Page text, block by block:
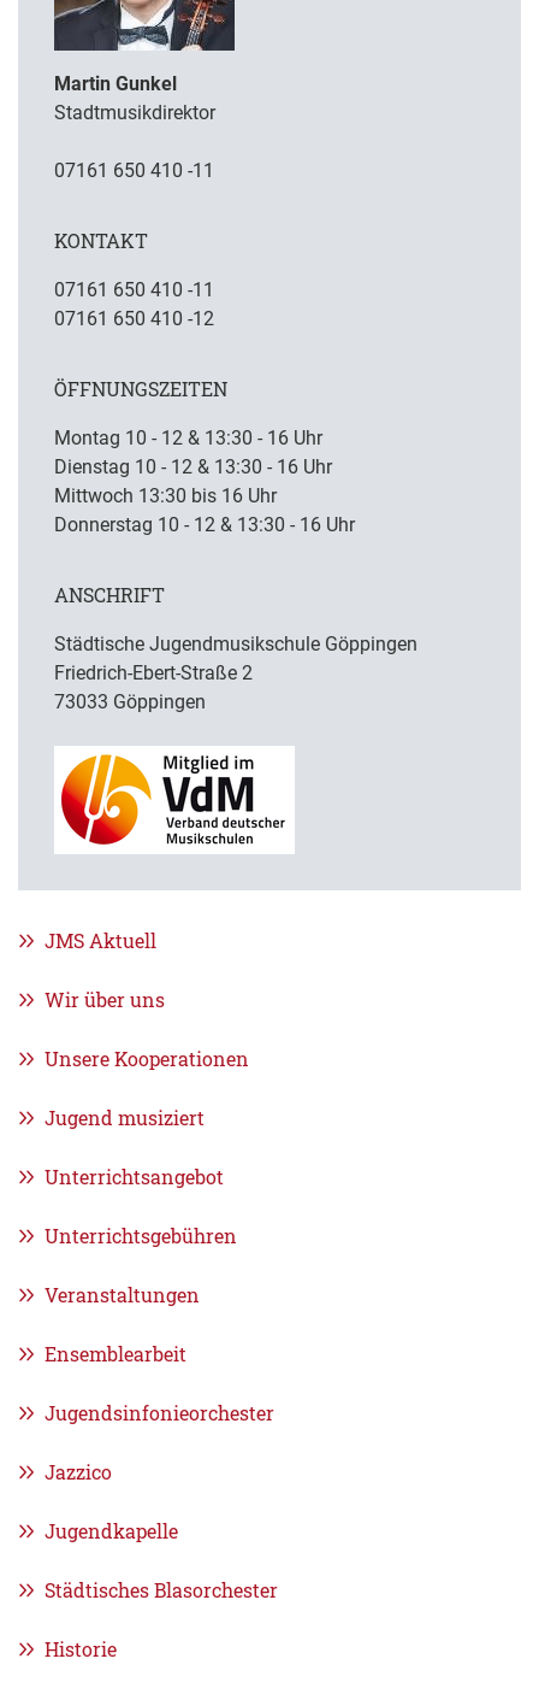
Martin Gunkel
Stadtmusikdirektor
07161 650 410 -11
KONTAKT
07161 650 410 -11
07161 650 410 -12
ÖFFNUNGSZEITEN
Montag 10 - 12 & 13:30 - 16 Uhr
Dienstag 10 - 12 & 13:30 - 16 Uhr
Mittwoch 13:30 bis 16 Uhr
Donnerstag 10 - 12 & 13:30 - 16 Uhr
ANSCHRIFT
Städtische Jugendmusikschule Göppingen
Friedrich-Ebert-Straße 2
73033 Göppingen
JMS Aktuell
Wir über uns
Unsere Kooperationen
Jugend musiziert
Unterrichtsangebot
Unterrichtsgebühren
Veranstaltungen
Ensemblearbeit
Jugendsinfonieorchester
Jazzico
Jugendkapelle
Städtisches Blasorchester
Historie